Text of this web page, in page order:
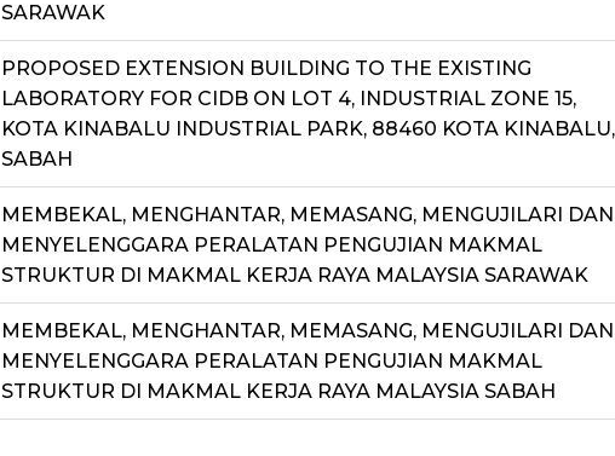
SARAWAK
PROPOSED EXTENSION BUILDING TO THE EXISTING
LABORATORY FOR CIDB ON LOT 4, INDUSTRIAL ZONE 15,
KOTA KINABALU INDUSTRIAL PARK, 88460 KOTA KINABALU,
SABAH
MEMBEKAL, MENGHANTAR, MEMASANG, MENGUJILARI DAN
MENYELENGGARA PERALATAN PENGUJIAN MAKMAL
STRUKTUR DI MAKMAL KERJA RAYA MALAYSIA SARAWAK
MEMBEKAL, MENGHANTAR, MEMASANG, MENGUJILARI DAN
MENYELENGGARA PERALATAN PENGUJIAN MAKMAL
STRUKTUR DI MAKMAL KERJA RAYA MALAYSIA SABAH